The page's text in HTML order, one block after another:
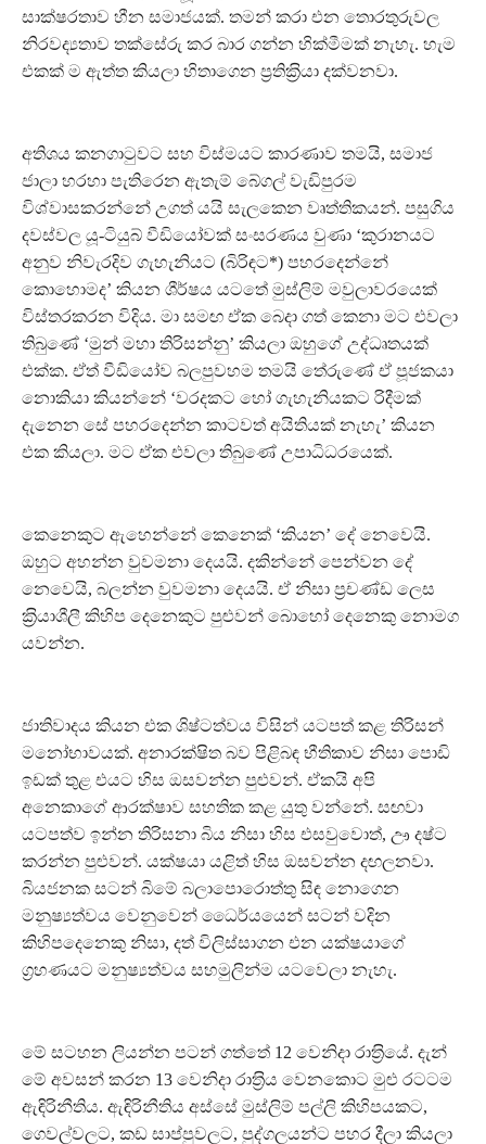
සාක්ෂරතාව හීන සමාජයක්. තමන් කරා එන තොරතුරුවල
නිරවද්‍යතාව තක්සේරු කර බාර ගන්න හික්මීමක් නැහැ. හැම
එකක් ම ඇත්ත කියලා හිතාගෙන ප‍්‍රතික‍්‍රියා දක්වනවා.
අතිශය කනගාටුවට සහ විස්මයට කාරණාව තමයි, සමාජ
ජාලා හරහා පැතිරෙන ඇතැම් බේගල් වැඩිපුරම
විශ්වාසකරන්නේ උගත් යයි සැලකෙන වෘත්තිකයන්. පසුගිය
දවස්වල යූ-ටියුබ් වීඩියෝවක් සංසරණය වුණා ‘කුරානයට
අනුව නිවැරදිව ගැහැනියට (බිරිඳට*) පහරදෙන්නේ
කොහොමද’ කියන ශීර්ෂය යටතේ මුස්ලිම් මවුලාවරයෙක්
විස්තරකරන විදිය. මා සමඟ ඒක බෙදා ගත් කෙනා මට එවලා
තිබුණේ ‘මුන් මහා තිරිසන්නු’ කියලා ඔහුගේ උද්ධෘතයක්
එක්ක. ඒත් වීඩියෝව බලපුවහම තමයි තේරුණේ ඒ පූජකයා
නොකියා කියන්නේ ‘වරදකට හෝ ගැහැනියකට රිදීමක්
දැනෙන සේ පහරදෙන්න කාටවත් අයිතියක් නැහැ’ කියන
එක කියලා. මට ඒක එවලා තිබුණේ උපාධිධරයෙක්.
කෙනෙකුට ඇහෙන්නේ කෙනෙක් ‘කියන’ දේ නෙවෙයි.
ඔහුට අහන්න වුවමනා දෙයයි. දකින්නේ පෙන්වන දේ
නෙවෙයි, බලන්න වුවමනා දෙයයි. ඒ නිසා ප‍්‍රචණ්ඩ ලෙස
ක‍්‍රියාශීලී කිහිප දෙනෙකුට පුළුවන් බොහෝ දෙනෙකු නොමග
යවන්න.
ජාතිවාදය කියන එක ශිෂ්ටත්වය විසින් යටපත් කළ තිරිසන්
මනෝභාවයක්. අනාරක්ෂිත බව පිළිබඳ භීතිකාව නිසා පොඩි
ඉඩක් තුළ එයට හිස ඔසවන්න පුළුවන්. ඒකයි අපි
අනෙකාගේ ආරක්ෂාව සහතික කළ යුතු වන්නේ. සඟවා
යටපත්ව ඉන්න තිරිසනා බිය නිසා හිස එසවුවොත්, ඌ දෂ්ට
කරන්න පුළුවන්. යක්ෂයා යළිත් හිස ඔසවන්න දඟලනවා.
බියජනක සටන් බිමේ බලාපොරොත්තු සිඳ නොගෙන
මනුෂ්‍යත්වය වෙනුවෙන් ධෛර්යයෙන් සටන් වදින
කිහිපදෙනෙකු නිසා, දත් විලිස්සාගන එන යක්ෂයාගේ
ග‍්‍රහණයට මනුෂ්‍යත්වය සහමුලින්ම යටවෙලා නැහැ.
මේ සටහන ලියන්න පටන් ගත්තේ 12 වෙනිදා රාත‍්‍රියේ. දැන්
මේ අවසන් කරන 13 වෙනිදා රාත‍්‍රිය වෙනකොට මුළු රටටම
ඇඳිරිනීතිය. ඇඳිරිනීතිය අස්සේ මුස්ලිම් පල්ලි කිහිපයකට,
ගෙවල්වලට, කඩ සාප්පුවලට, පුද්ගලයන්ට පහර දීලා කියලා